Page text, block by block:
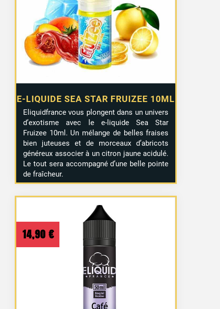
E-LIQUIDE SEA STAR FRUIZEE 10ML
Eliquidfrance vous plongent dans un univers
d’exotisme avec le e-liquide Sea Star
Fruizee 10ml. Un mélange de belles fraises
bien juteuses et de morceaux d’abricots
généreux associer à un citron jaune acidulé.
Le tout sera accompagné d’une belle pointe
de fraîcheur.
14,90 €